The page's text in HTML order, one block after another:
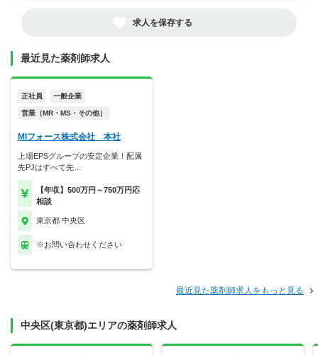
求人を保存する
最近見た薬剤師求人
正社員 一般企業
営業（MR・MS・その他）
MIフォース株式会社 本社
上場EPSグループの安定企業！配属
先PJはすべて先…
【年収】500万円～750万円応
相談
東京都 中央区
※お問い合わせください
最近見た薬剤師求人をもっと見る
中央区(東京都)エリアの薬剤師求人